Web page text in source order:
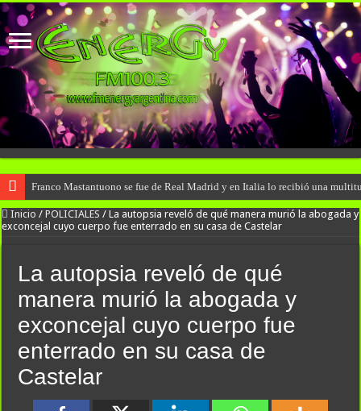
Franco Mastantuono se fue de Real Madrid y en Italia lo recibió una
Inicio / POLICIALES / La autopsia reveló de qué manera murió la abogada y
exconcejal cuyo cuerpo fue enterrado en su casa de Castelar
La autopsia reveló de qué
manera murió la abogada y
exconcejal cuyo cuerpo fue
enterrado en su casa de
Castelar